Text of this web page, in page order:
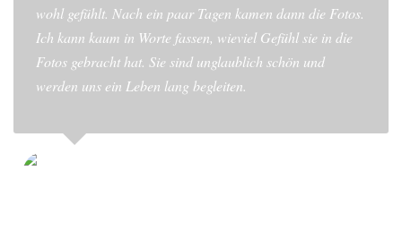
wohl gefühlt. Nach ein paar Tagen kamen dann die Fotos.
Ich kann kaum in Worte fassen, wieviel Gefühl sie in die
Fotos gebracht hat. Sie sind unglaublich schön und
werden uns ein Leben lang begleiten.